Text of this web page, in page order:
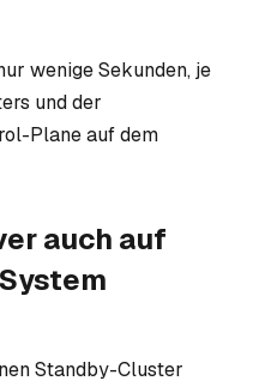
wenige Sekunden, je
und der
Plane auf dem
auch auf
Standby-Cluster